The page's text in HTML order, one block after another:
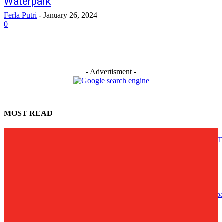
Ferla Putri - January 26, 2024
0
- Advertisment -
MOST READ
Lewat ARTSA 2026, Tembokpedia Pontianak Ajak Masyarakat Berkarya
Ria Norsan Dorong Sinergi PKK Percepat Kesejahteraan Masyarakat